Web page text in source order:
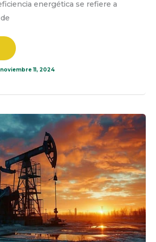
energética se refiere a
noviembre 11, 2024